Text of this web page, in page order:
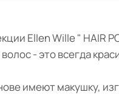
Ellen Wille " HAIR
- это всегда
имеют макушку,